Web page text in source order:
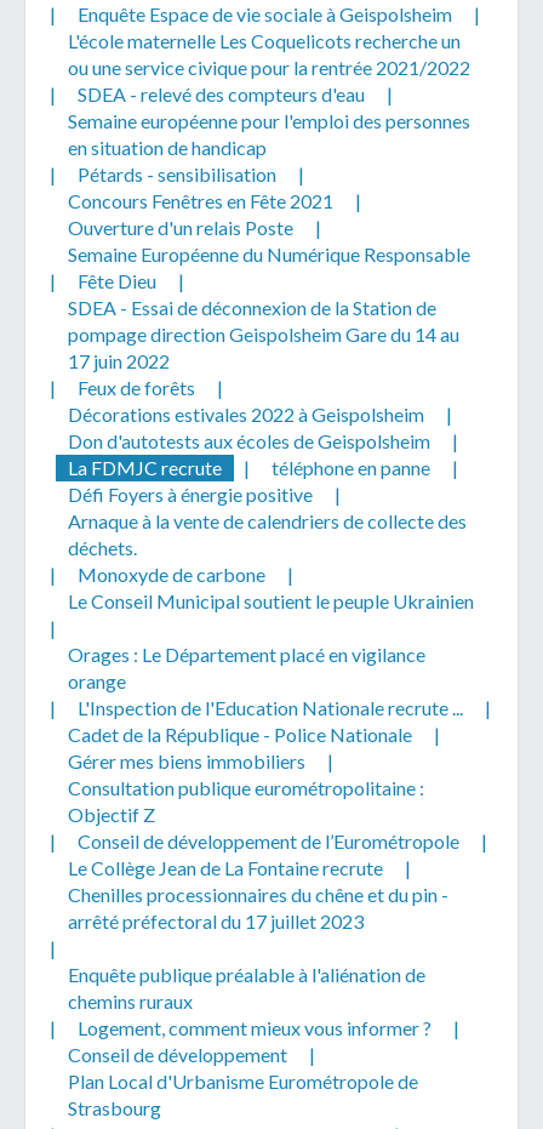
|
Enquête Espace de vie sociale à Geispolsheim
|
L'école maternelle Les Coquelicots recherche un
ou une service civique pour la rentrée 2021/2022
|
SDEA - relevé des compteurs d'eau
|
Semaine européenne pour l'emploi des personnes
en situation de handicap
|
Pétards - sensibilisation
|
Concours Fenêtres en Fête 2021
|
Ouverture d'un relais Poste
|
Semaine Européenne du Numérique Responsable
|
Fête Dieu
|
SDEA - Essai de déconnexion de la Station de
pompage direction Geispolsheim Gare du 14 au
17 juin 2022
|
Feux de forêts
|
Décorations estivales 2022 à Geispolsheim
|
Don d'autotests aux écoles de Geispolsheim
|
La FDMJC recrute
| téléphone en panne
|
Défi Foyers à énergie positive
|
Arnaque à la vente de calendriers de collecte des
déchets.
|
Monoxyde de carbone
|
Le Conseil Municipal soutient le peuple Ukrainien
|
Orages : Le Département placé en vigilance
orange
|
L'Inspection de l'Education Nationale recrute ...
|
Cadet de la République - Police Nationale
|
Gérer mes biens immobiliers
|
Consultation publique eurométropolitaine :
Objectif Z
|
Conseil de développement de l’Eurométropole
|
Le Collège Jean de La Fontaine recrute
|
Chenilles processionnaires du chêne et du pin -
arrêté préfectoral du 17 juillet 2023
|
Enquête publique préalable à l'aliénation de
chemins ruraux
|
Logement, comment mieux vous informer ?
|
Conseil de développement
|
Plan Local d'Urbanisme Eurométropole de
Strasbourg